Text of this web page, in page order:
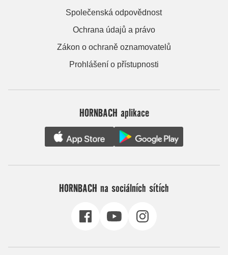
Společenská odpovědnost
Ochrana údajů a právo
Zákon o ochraně oznamovatelů
Prohlášení o přístupnosti
HORNBACH aplikace
HORNBACH na sociálních sítích